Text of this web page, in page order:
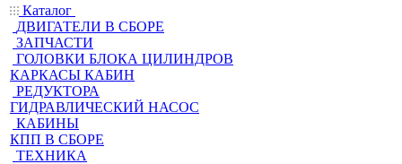
Каталог
ДВИГАТЕЛИ В СБОРЕ
ЗАПЧАСТИ
ГОЛОВКИ БЛОКА ЦИЛИНДРОВ
КАРКАСЫ КАБИН
РЕДУКТОРА
ГИДРАВЛИЧЕСКИЙ НАСОС
КАБИНЫ
КПП В СБОРЕ
ТЕХНИКА